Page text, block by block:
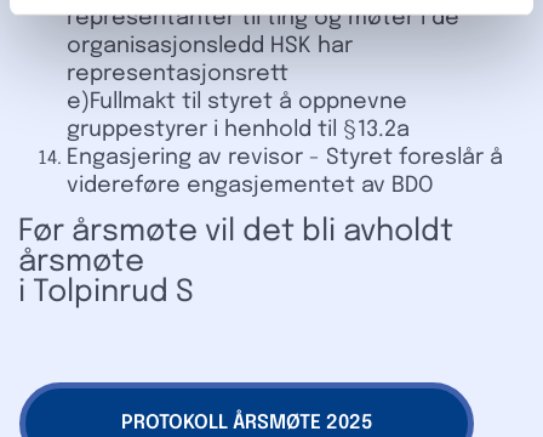
representanter til ting og møter i de
organisasjonsledd HSK har
representasjonsrett
e)Fullmakt til styret å oppnevne
gruppestyrer i henhold til §13.2a
Engasjering av revisor - Styret foreslår å
videreføre engasjementet av BDO
Før årsmøte vil det bli avholdt
årsmøte
i Tolpinrud S
PROTOKOLL ÅRSMØTE 2025